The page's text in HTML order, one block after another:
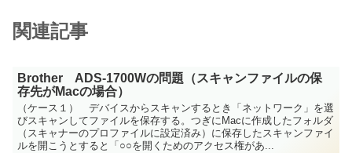
関連記事
Brother ADS-1700Wの問題（スキャンファイルの保
存先がMacの場合）
（ケース１） デバイスからスキャンするとき「ネットワーク」を選
びスキャンしてファイルを保存する。つぎにMacに作成したフォルダ
（スキャナーのプロファイルに設定済み）に保存したスキャンファイ
ルを開こうとすると「○○を開くためのアクセス権があ...